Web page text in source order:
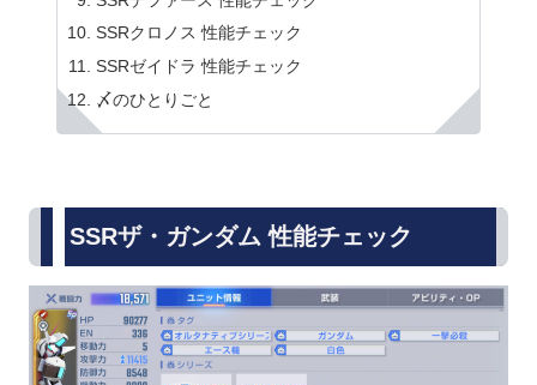
SSRクロノス 性能チェック
SSRゼイドラ 性能チェック
〆のひとりごと
SSRザ・ガンダム 性能チェック